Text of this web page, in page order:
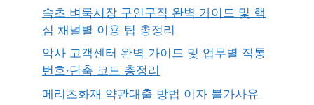
속초 벼룩시장 구인구직 완벽 가이드 및 핵
심 채널별 이용 팁 총정리
악사 고객센터 완벽 가이드 및 업무별 직통
번호·단축 코드 총정리
메리츠화재 약관대출 방법 이자 불가사유